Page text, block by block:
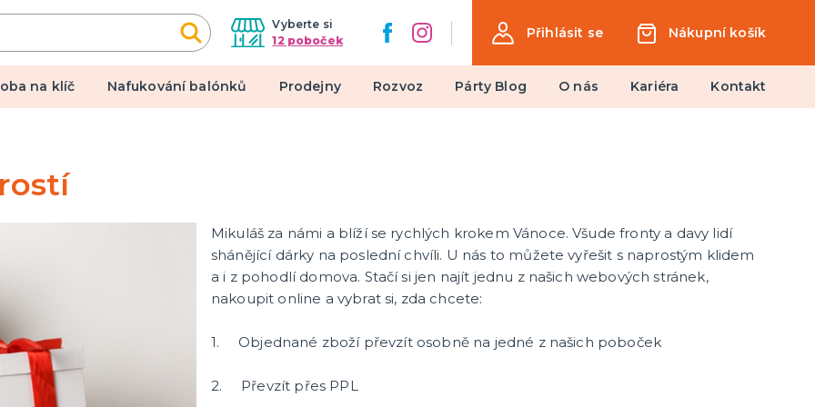
Vyberte si
12 poboček
Přihlásit se Nákupní košík
na klíč Nafukování balónků Prodejny Rozvoz Párty Blog O nás Kariéra Kontakt
pro dospělé
tetování, umělé řasy
a hororová párty
líčidla a efekty
kontaktní čočky
Mikuláš za námi a blíží se rychlých krokem Vánoce. Všude fronty a davy lidí
shánějící dárky na poslední chvíli. U nás to můžete vyřešit s naprostým klidem
a i z pohodlí domova. Stačí si jen najít jednu z našich webových stránek,
nakoupit online a vybrat si, zda chcete:
1. Objednané zboží převzít osobně na jedné z našich poboček
2. Převzít přes PPL